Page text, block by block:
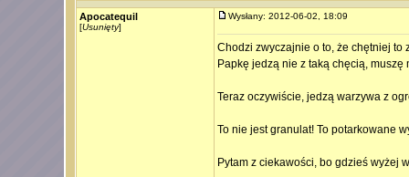
Apocatequil
[Usunięty]
Wysłany: 2012-06-02, 18:09
Chodzi zwyczajnie o to, że chętniej to
Papkę jedzą nie z taką chęcią,
Teraz oczywiście, jedzą warzywa z
To nie jest granulat! To potarkowane
Pytam z ciekawości, bo gdzieś wyżej